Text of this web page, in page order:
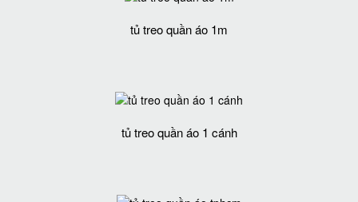
tủ treo quần áo 1m
tủ treo quần áo 1 cánh